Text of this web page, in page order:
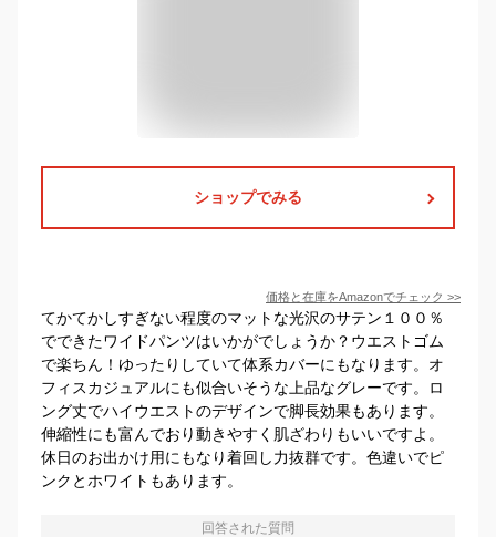
ショップでみる
価格と在庫をAmazonでチェック >>
てかてかしすぎない程度のマットな光沢のサテン１００％
でできたワイドパンツはいかがでしょうか？ウエストゴム
で楽ちん！ゆったりしていて体系カバーにもなります。オ
フィスカジュアルにも似合いそうな上品なグレーです。ロ
ング丈でハイウエストのデザインで脚長効果もあります。
伸縮性にも富んでおり動きやすく肌ざわりもいいですよ。
休日のお出かけ用にもなり着回し力抜群です。色違いでピ
ンクとホワイトもあります。
回答された質問